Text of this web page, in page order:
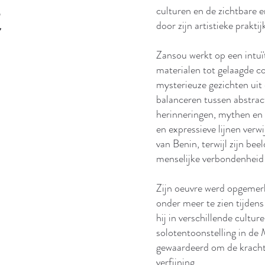
culturen en de zichtbare
door zijn artistieke
Zansou werkt op een
materialen tot gelaagde
mysterieuze gezichten
balanceren tussen
herinneringen, mythen
en expressieve lijnen
van Benin, terwijl zijn
menselijke
Zijn oeuvre werd
onder meer te zien
hij in verschillende
solotentoonstelling in de
gewaardeerd om de